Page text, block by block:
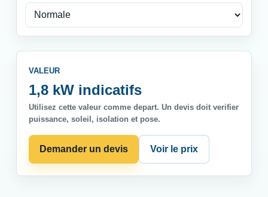
VALEUR
1,8 kW indicatifs
Utilisez cette valeur comme depart. Un devis doit verifier
puissance, soleil, isolation et pose.
Demander un devis Voir le prix